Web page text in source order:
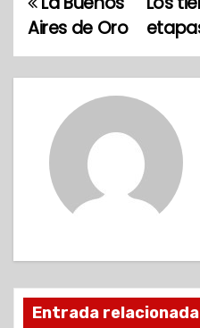
N
a
v
i
ó
Aires de Oro
Entrada relacionada